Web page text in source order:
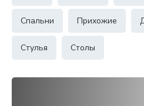
Спальни Прихожие
Стулья Столы